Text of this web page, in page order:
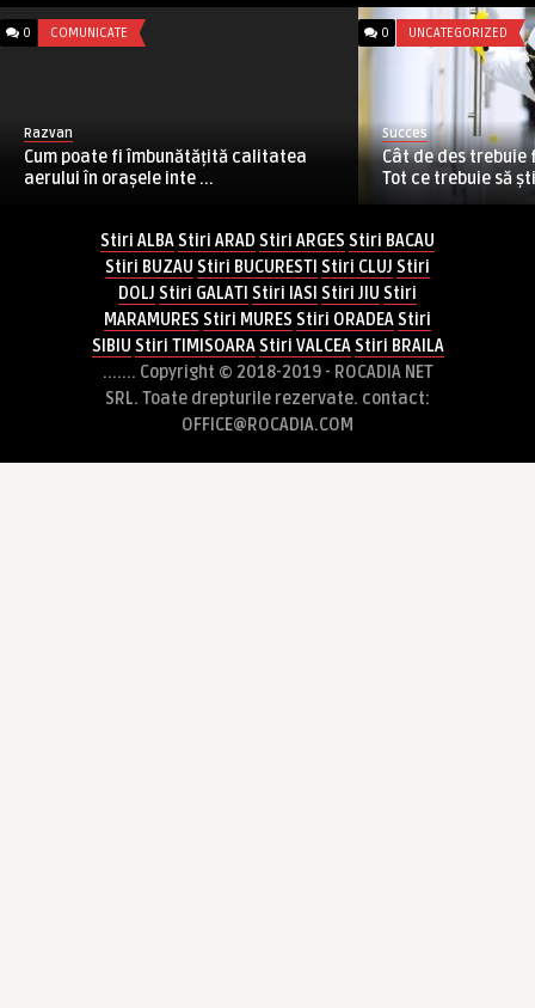
0 COMUNICATE
Razvan
Cum poate fi îmbunătățită calitatea
aerului în orașele inte ...
0 UNCATEGORIZED
Succes
Cât de des
Tot ce trebuie să
Stiri ALBAStiri ARAD Stiri ARGES Stiri BACAU
Stiri BUZAU Stiri BUCURESTI Stiri CLUJ Stiri
DOLJ Stiri GALATI Stiri IASI Stiri JIU Stiri
MARAMURES Stiri MURES Stiri ORADEAStiri
SIBIU Stiri TIMISOARA Stiri VALCEA Stiri BRAILA
....... Copyright © 2018-2019 - ROCADIA NET
SRL. Toate drepturile rezervate. contact:
OFFICE@ROCADIA.COM